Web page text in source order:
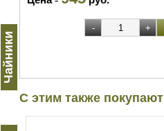
Чайники
С этим также покупают